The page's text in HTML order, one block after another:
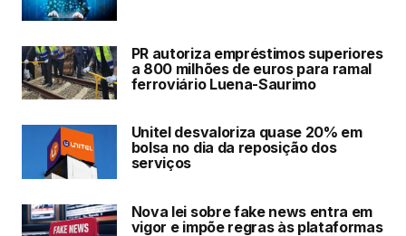
PR autoriza empréstimos superiores
a 800 milhões de euros para ramal
ferroviário Luena-Saurimo
Unitel desvaloriza quase 20% em
bolsa no dia da reposição dos
serviços
Nova lei sobre fake news entra em
vigor e impõe regras às plataformas